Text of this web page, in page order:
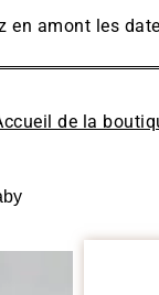
en amont les
de la